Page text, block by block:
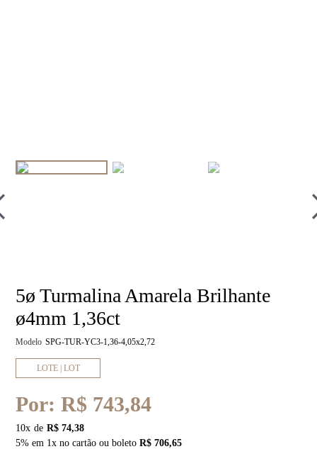
5ø Turmalina Amarela Brilhante
ø4mm 1,36ct
Modelo SPG-TUR-YC3-1,36-4,05x2,72
LOTE | LOT
Por:R$ 743,84
10x
R$ 74,38
5% em 1x no cartão ou boletoR$ 706,65